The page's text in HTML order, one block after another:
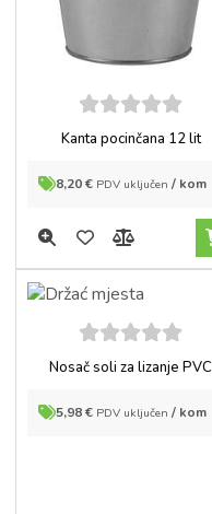
5
out of
5
Kanta pocinčana 12 lit
8,20€ PDV uključen / kom
5 out of
5
Nosač soli za lizanje PVC
5,98€ PDV uključen / kom